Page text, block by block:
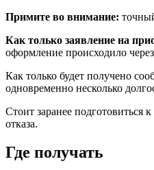
Примите во внимание:
Как только заявление на
оформление происходило
Как только будет получено
одновременно несколько
Стоит заранее подготовиться
отказа.
Где получать